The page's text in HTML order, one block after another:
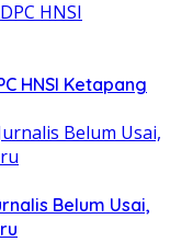
HNSI Ketapang
Belum Usai,